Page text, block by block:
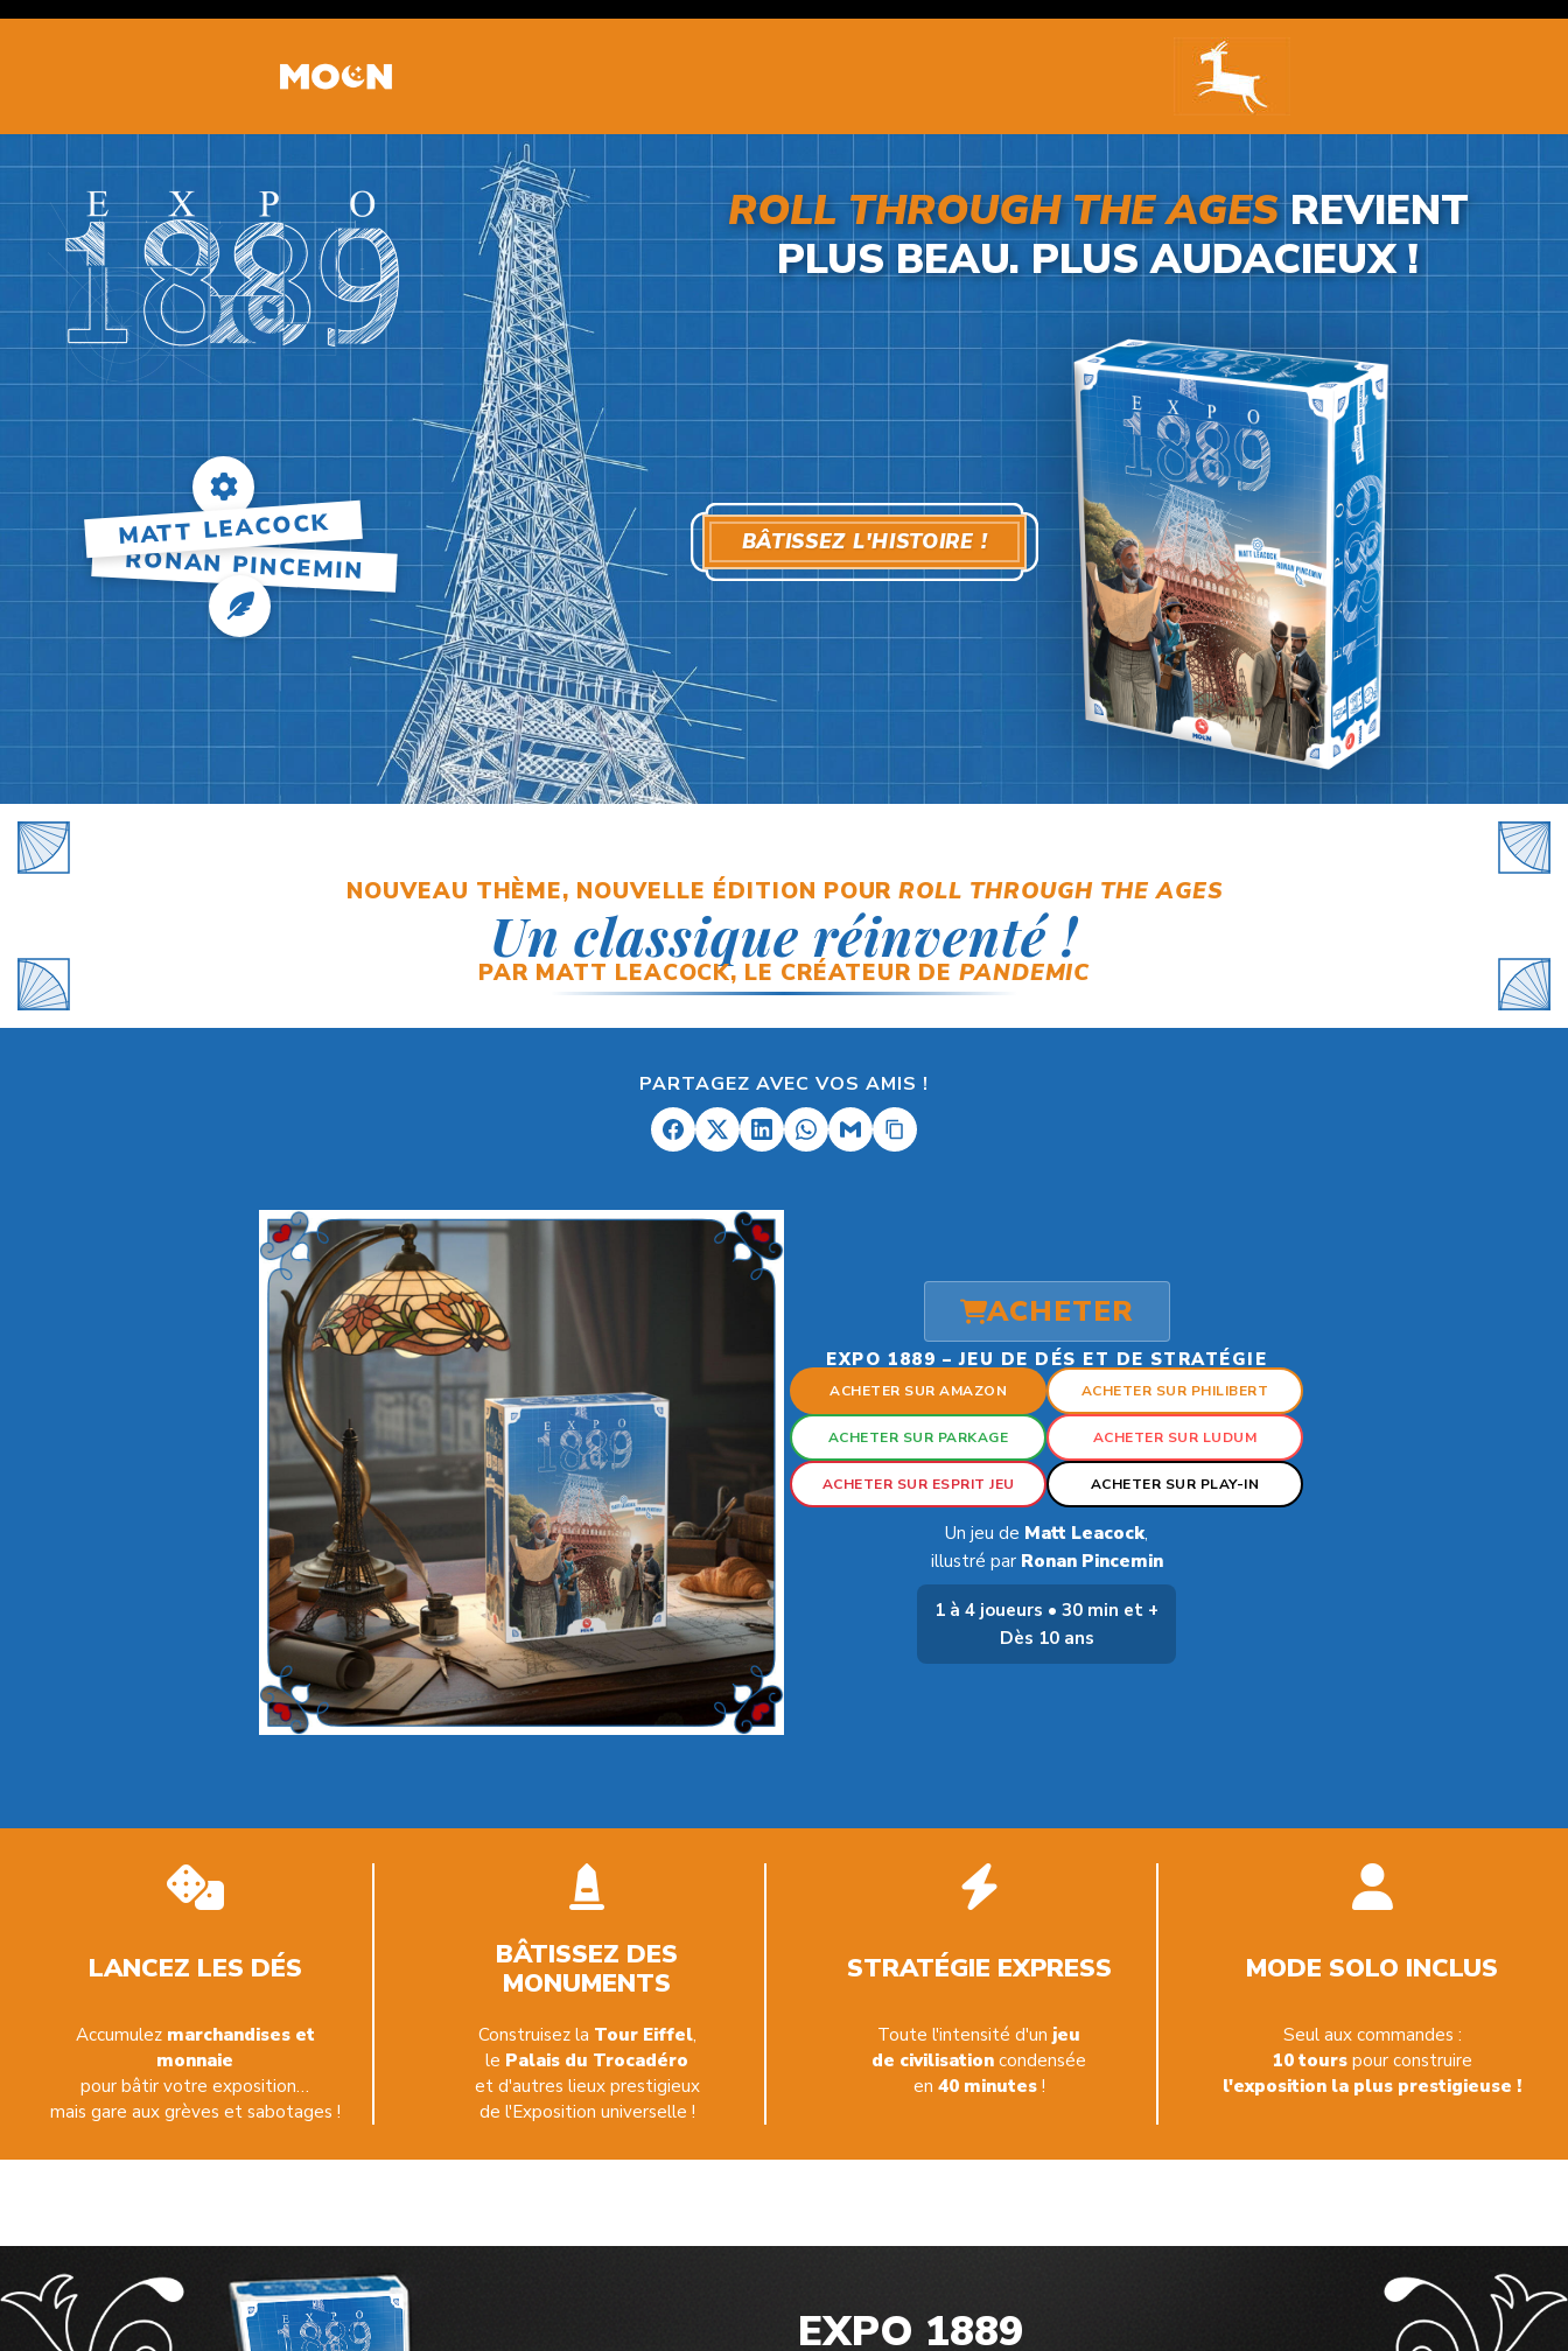
MATT LEACOCK
RONAN PINCEMIN
ROLL THROUGH THE AGESREVIENT
PLUS BEAU. PLUS AUDACIEUX !
BÂTISSEZ L'HISTOIRE !
NOUVEAU THÈME, NOUVELLE ÉDITION POURROLL THROUGH THE AGES
Un classique réinventé !
PAR MATT LEACOCK, LE CRÉATEUR DE PANDEMIC
PARTAGEZ AVEC VOS AMIS !
ACHETER
EXPO 1889 – JEU DE DÉS ET DE STRATÉGIE
ACHETER SUR AMAZON ACHETER SUR PHILIBERT
ACHETER SUR PARKAGE ACHETER SUR LUDUM
ACHETER SUR ESPRIT JEU ACHETER SUR PLAY-IN
Un jeu de Matt Leacock,
illustré par Ronan Pincemin
1 à 4 joueurs • 30 min et +
Dès 10 ans
LANCEZ LES DÉS
Accumulez marchandises et
monnaie
pour bâtir votre exposition…
mais gare aux grèves et sabotages !
BÂTISSEZ DES
MONUMENTS
Construisez la Tour Eiffel,
le Palais du Trocadéro
et d'autres lieux prestigieux
de l'Exposition universelle !
STRATÉGIE EXPRESS
Toute l'intensité d'unjeu
de civilisation condensée
en 40 minutes!
MODE SOLO INCLUS
Seul aux commandes :
10 tourspour construire
l'exposition la plus prestigieuse !
EXPO 1889